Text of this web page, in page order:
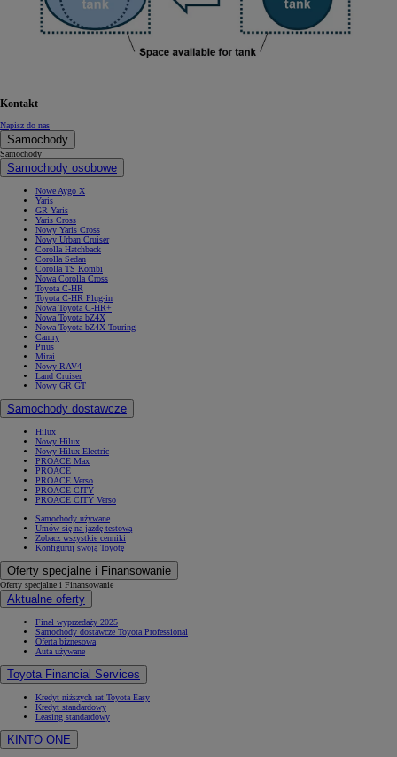
Kontakt
Napisz do nas
Samochody
Samochody
Samochody osobowe
Nowe Aygo X
Yaris
GR Yaris
Yaris Cross
Nowy Yaris Cross
Nowy Urban Cruiser
Corolla Hatchback
Corolla Sedan
Corolla TS Kombi
Nowa Corolla Cross
Toyota C-HR
Toyota C-HR Plug-in
Nowa Toyota C-HR+
Nowa Toyota bZ4X
Nowa Toyota bZ4X Touring
Camry
Prius
Mirai
Nowy RAV4
Land Cruiser
Nowy GR GT
Samochody dostawcze
Hilux
Nowy Hilux
Nowy Hilux Electric
PROACE Max
PROACE
PROACE Verso
PROACE CITY
PROACE CITY Verso
Samochody używane
Umów się na jazdę testową
Zobacz wszystkie cenniki
Konfiguruj swoją Toyotę
Oferty specjalne i Finansowanie
Oferty specjalne i Finansowanie
Aktualne oferty
Finał wyprzedaży 2025
Samochody dostawcze Toyota Professional
Oferta biznesowa
Auta używane
Toyota Financial Services
Kredyt niższych rat Toyota Easy
Kredyt standardowy
Leasing standardowy
KINTO ONE